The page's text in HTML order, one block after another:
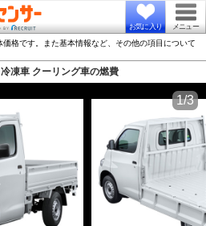
お気に入り メニュー
格です。また基本情報など、その他の項目について
凍車 クーリング車の燃費
1/3